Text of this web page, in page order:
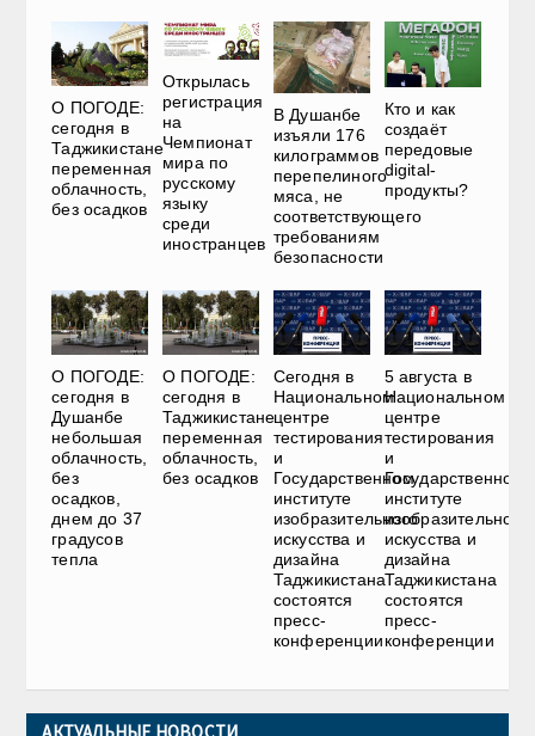
О ПОГОДЕ:
сегодня в
Таджикистане
переменная
облачность,
без осадков
Открылась
регистрация
на
Чемпионат
мира по
русскому
языку
среди
иностранцев
В Душанбе
изъяли 176
килограммов
перепелиного
мяса, не
соответствующего
требованиям
безопасности
Кто и как
создаёт
передовые
digital-
продукты?
О ПОГОДЕ:
сегодня в
Душанбе
небольшая
облачность,
без
осадков,
днем до 37
градусов
тепла
О ПОГОДЕ:
сегодня в
Таджикистане
переменная
облачность,
без осадков
Сегодня в
Национальном
центре
тестирования
и
Государственном
институте
изобразительного
искусства и
дизайна
Таджикистана
состоятся
пресс-
конференции
5 августа в
Национальном
центре
тестирования
и
Государственном
институте
изобразительного
искусства и
дизайна
Таджикистана
состоятся
пресс-
конференции